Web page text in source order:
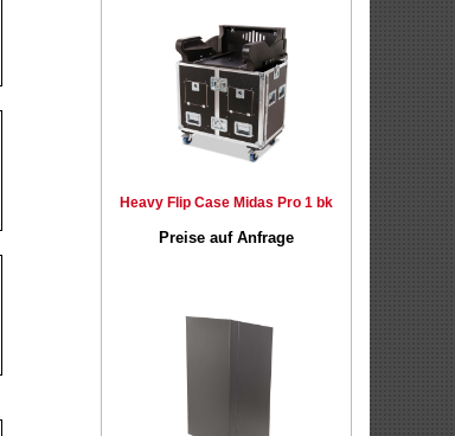
Heavy Flip Case Midas Pro 1 bk
Preise auf Anfrage